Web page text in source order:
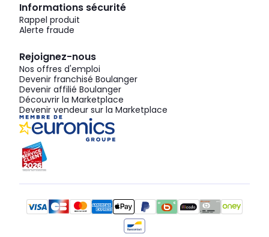
Informations sécurité
Rappel produit
Alerte fraude
Rejoignez-nous
Nos offres d'emploi
Devenir franchisé Boulanger
Devenir affilié Boulanger
Découvrir la Marketplace
Devenir vendeur sur la Marketplace